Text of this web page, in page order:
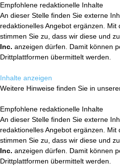
Empfohlene redaktionelle Inhalte
An dieser Stelle finden Sie externe
redaktionelles Angebot ergänzen.
stimmen Sie zu, dass wir diese und
Inc. anzeigen dürfen. Damit können
Drittplattformen übermittelt werden.
Inhalte anzeigen
Weitere Hinweise finden Sie in
Empfohlene redaktionelle Inhalte
An dieser Stelle finden Sie externe
redaktionelles Angebot ergänzen.
stimmen Sie zu, dass wir diese und
Inc. anzeigen dürfen. Damit können
Drittplattformen übermittelt werden.